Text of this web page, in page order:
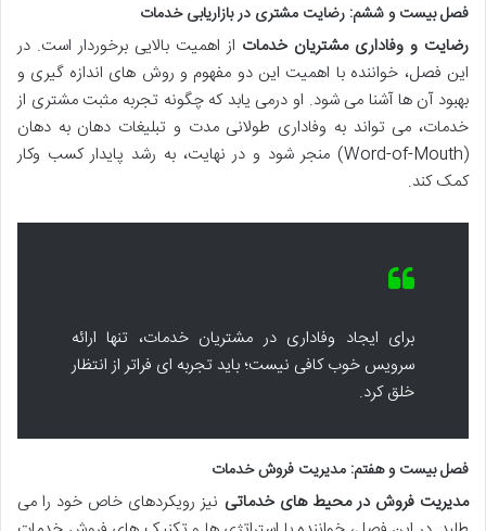
فصل بیست و ششم: رضایت مشتری در بازاریابی خدمات
رضایت و وفاداری مشتریان خدمات از اهمیت بالایی برخوردار است. در
این فصل، خواننده با اهمیت این دو مفهوم و روش های اندازه گیری و
بهبود آن ها آشنا می شود. او درمی یابد که چگونه تجربه مثبت مشتری از
خدمات، می تواند به وفاداری طولانی مدت و تبلیغات دهان به دهان
(Word-of-Mouth) منجر شود و در نهایت، به رشد پایدار کسب وکار
کمک کند.
برای ایجاد وفاداری در مشتریان خدمات، تنها ارائه
سرویس خوب کافی نیست؛ باید تجربه ای فراتر از انتظار
خلق کرد.
فصل بیست و هفتم: مدیریت فروش خدمات
مدیریت فروش در محیط های خدماتی نیز رویکردهای خاص خود را می